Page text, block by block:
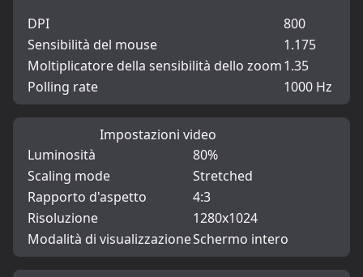
DPI
800
Sensibilità del mouse
1.175
Moltiplicatore della sensibilità dello zoom1.35
Polling rate
1000 Hz
Impostazioni video
Luminosità
80%
Scaling mode
Stretched
Rapporto d'aspetto
4:3
Risoluzione
1280x1024
Modalità di visualizzazioneSchermo intero